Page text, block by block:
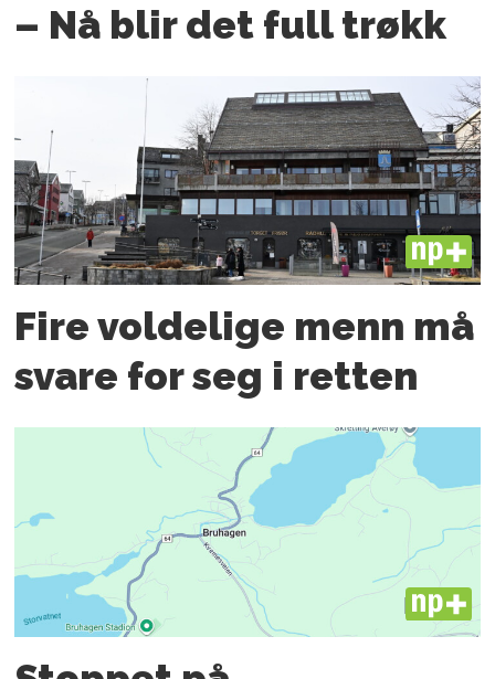
– Nå blir det full trøkk
PLUS
Fire voldelige menn må
svare for seg i retten
PLUS